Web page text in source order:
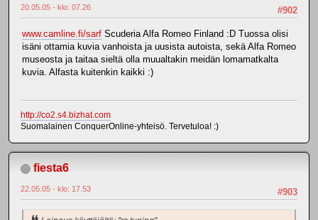
#902
20.05.05 - klo: 07.26
www.camline.fi/sarf Scuderia Alfa Romeo Finland :D Tuossa olisi
isäni ottamia kuvia vanhoista ja uusista autoista, sekä Alfa Romeo
museosta ja taitaa sieltä olla muualtakin meidän lomamatkalta
kuvia. Alfasta kuitenkin kaikki :)
http://co2.s4.bizhat.com
Suomalainen ConquerOnline-yhteisö. Tervetuloa! :)
fiesta6
#903
22.05.05 - klo: 17.53